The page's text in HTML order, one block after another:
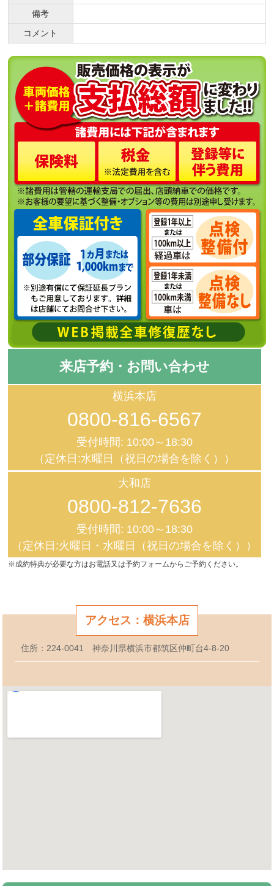
備考
コメント
来店予約・お問い合わせ
横浜本店
0800-816-6567
受付時間: 10:00～18:30
（定休日:水曜日（祝日の場合を除く））
大和店
0800-812-7636
受付時間: 10:00～18:30
（定休日:火曜日・水曜日（祝日の場合を除く））
※成約特典が必要な方はお電話又は予約フォームからご予約ください。
アクセス：横浜本店
住所：224-0041 神奈川県横浜市都筑区仲町台4-8-20